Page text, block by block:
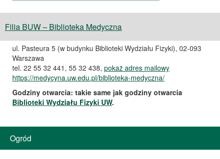
Filia BUW – Biblioteka Medyczna
ul. Pasteura 5 (w budynku Biblioteki Wydziału Fizyki), 02-093
Warszawa
tel. 22 55 32 441, 55 32 438, pokaż adres mailowy
https://medycyna.uw.edu.pl/biblioteka-medyczna/
Godziny otwarcia: takie same jak godziny otwarcia
Biblioteki Wydziału Fizyki UW.
Ogród